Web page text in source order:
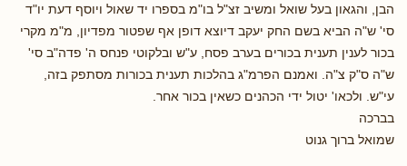
הבן, והגאון בעל שואל ומשיב זצ"ל בו"מ בספרו יד שאול ויוסף דעת יו"ד
סי' ש"ה הביא בשם החק יעקב דיוצא דופן אף שפטור מפדיון, מ"מ מקרי
בכור לענין תענית בכורים בערב פסח, ע"ש ובלקוטי פנחס ה' פדה"ב סי'
ש"ה ס"ק צ"ה. ואמנם הפרמ"ג בהלכות תענית בכורות מסתפק בזה,
עי"ש. ולכאו' יטול ידי הכהנים כשאין בכור אחר.
בברכה
שמואל ברוך גנוט